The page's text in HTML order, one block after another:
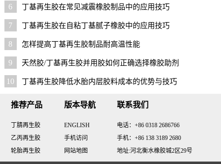
6 丁基再生胶在常见减震橡胶制品中的应用技巧
7 丁基再生胶在自粘丁基腻子橡胶中的应用技巧
8 怎样提高丁基再生胶制品耐高温性能
9 天然胶/丁基再生胶并用胶如何正确选择橡胶助剂
10 丁基再生胶降低水胎内层胶料成本的优势与技巧
推荐产品
丁腈再生胶
乙丙再生胶
轮胎再生胶
版本导航
ENGLISH
手机访问
网站地图
联系我们
电话：+86 0318 2686766
手机：+86 138 3189 2680
地址:河北衡水橡胶城2区29号